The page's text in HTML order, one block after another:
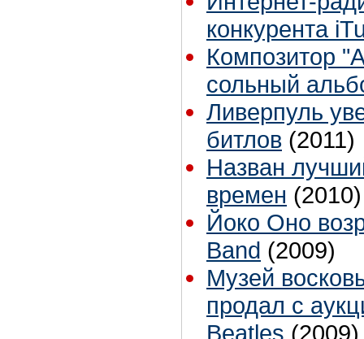
конкурента
Композитор
сольный
Ливерпуль
битлов (2011)
Назван
времен (2010)
Йоко Оно
Band (2009)
Музей
продал с
Beatles (2009)